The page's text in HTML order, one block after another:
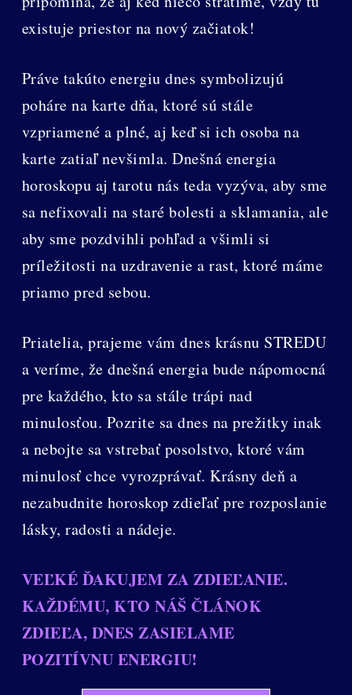
existuje priestor na nový začiatok!
Práve takúto energiu dnes symbolizujú
poháre na karte dňa, ktoré sú stále
vzpriamené a plné, aj keď si ich osoba na
karte zatiaľ nevšimla. Dnešná energia
horoskopu aj tarotu nás teda vyzýva, aby sme
sa nefixovali na staré bolesti a sklamania, ale
aby sme pozdvihli pohľad a všimli si
príležitosti na uzdravenie a rast, ktoré máme
priamo pred sebou.
Priatelia, prajeme vám dnes krásnu STREDU
a veríme, že dnešná energia bude nápomocná
pre každého, kto sa stále trápi nad
minulosťou. Pozrite sa dnes na prežitky inak
a nebojte sa vstrebať posolstvo, ktoré vám
minulosť chce vyrozprávať. Krásny deň a
nezabudnite horoskop zdieľať pre rozposlanie
lásky, radosti a nádeje.
VEĽKÉ ĎAKUJEM ZA ZDIEĽANIE.
KAŽDÉMU, KTO NÁŠ ČLÁNOK
ZDIEĽA, DNES ZASIELAME
POZITÍVNU ENERGIU!